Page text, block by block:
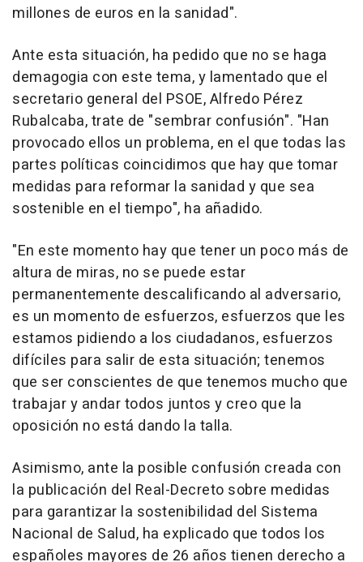
millones de euros en la sanidad".
Ante esta situación, ha pedido que no se haga
demagogia con este tema, y lamentado que el
secretario general del PSOE, Alfredo Pérez
Rubalcaba, trate de "sembrar confusión". "Han
provocado ellos un problema, en el que todas las
partes políticas coincidimos que hay que tomar
medidas para reformar la sanidad y que sea
sostenible en el tiempo", ha añadido.
"En este momento hay que tener un poco más de
altura de miras, no se puede estar
permanentemente descalificando al adversario,
es un momento de esfuerzos, esfuerzos que les
estamos pidiendo a los ciudadanos, esfuerzos
difíciles para salir de esta situación; tenemos
que ser conscientes de que tenemos mucho que
trabajar y andar todos juntos y creo que la
oposición no está dando la talla.
Asimismo, ante la posible confusión creada con
la publicación del Real-Decreto sobre medidas
para garantizar la sostenibilidad del Sistema
Nacional de Salud, ha explicado que todos los
españoles mayores de 26 años tienen derecho a